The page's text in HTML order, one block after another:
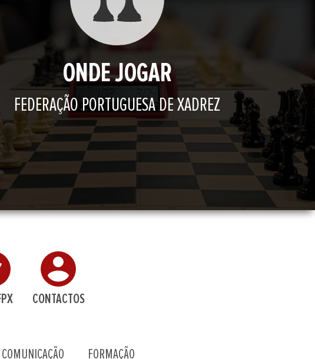
ONDE JOGAR
FEDERAÇÃO PORTUGUESA DE XADREZ
CONTACTOS
COMUNICAÇÃO FORMAÇÃO